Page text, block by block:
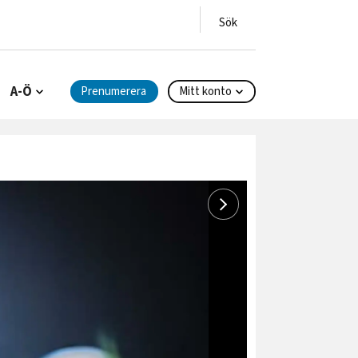
A-Ö Prenumerera Mitt konto